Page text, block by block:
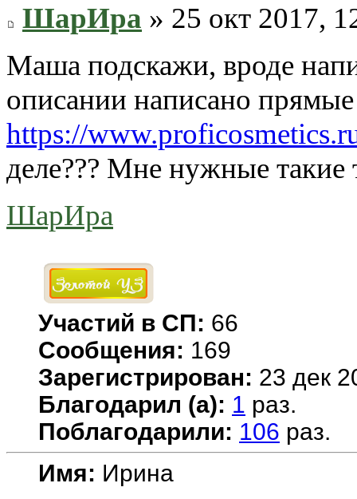
ШарИра » 25 окт 2017,
Маша подскажи, вроде
описании написано прямые
https://
деле??? Мне нужные такие
ШарИра
Участий в СП: 66
Сообщения: 169
Зарегистрирован: 23 дек
Благодарил (а): 1 раз.
Поблагодарили: 106 раз.
Имя: Ирина